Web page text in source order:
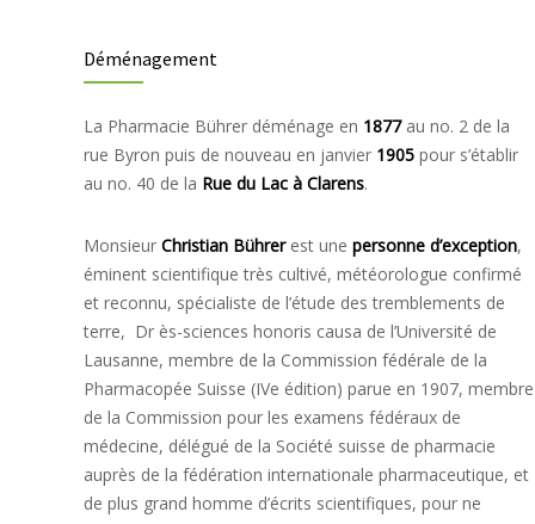
Déménagement
La Pharmacie Bührer déménage en 1877au no. 2 de la
rue Byron puis de nouveau en janvier 1905 pour s’établir
au no. 40 de la Rue du Lac à Clarens.
Monsieur Christian Bührerest une personne d’exception,
éminent scientifique très cultivé, météorologue confirmé
et reconnu, spécialiste de l’étude des tremblements de
terre, Dr ès-sciences honoris causa de l’Université de
Lausanne, membre de la Commission fédérale de la
Pharmacopée Suisse (IVe édition) parue en 1907, membre
de la Commission pour les examens fédéraux de
médecine, délégué de la Société suisse de pharmacie
auprès de la fédération internationale pharmaceutique, et
de plus grand homme d’écrits scientifiques, pour ne